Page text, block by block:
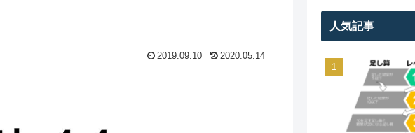
2019.09.10 2020.05.14
人気記事